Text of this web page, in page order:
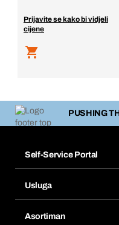
Prijavite se kako bi vidjeli
cijene
PUSHING
Self-Service Portal
Popisi želja
Usluga
Asortiman